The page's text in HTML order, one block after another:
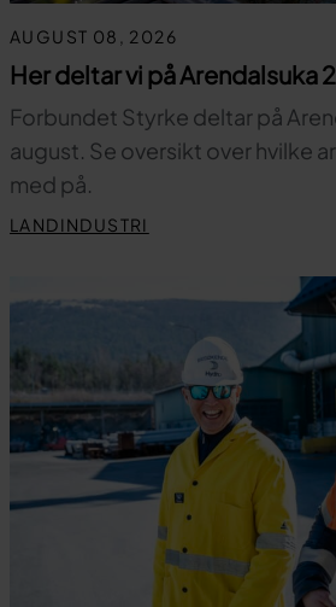
AUGUST 08, 2026
Her deltar vi på Arendalsuka
Forbundet Styrke deltar på
august. Se oversikt over hvilke
med på.
LANDINDUSTRI